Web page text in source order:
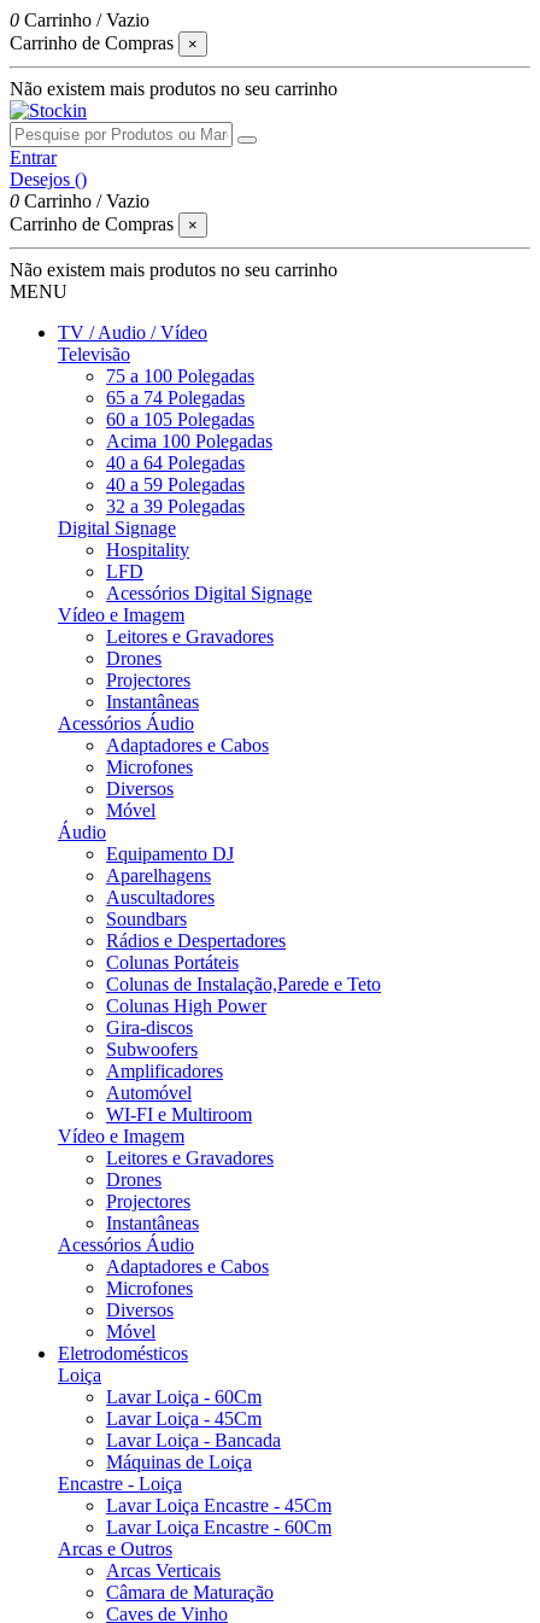
0 Carrinho /Vazio
Carrinho de Compras
×
Não existem mais produtos no seu carrinho
Entrar
Desejos ()
0 Carrinho /Vazio
Carrinho de Compras
×
Não existem mais produtos no seu carrinho
MENU
TV / Audio / Vídeo
Televisão
75 a 100 Polegadas
65 a 74 Polegadas
60 a 105 Polegadas
Acima 100 Polegadas
40 a 64 Polegadas
40 a 59 Polegadas
32 a 39 Polegadas
Digital Signage
Hospitality
LFD
Acessórios Digital Signage
Vídeo e Imagem
Leitores e Gravadores
Drones
Projectores
Instantâneas
Acessórios Áudio
Adaptadores e Cabos
Microfones
Diversos
Móvel
Áudio
Equipamento DJ
Aparelhagens
Auscultadores
Soundbars
Rádios e Despertadores
Colunas Portáteis
Colunas de Instalação,Parede e Teto
Colunas High Power
Gira-discos
Subwoofers
Amplificadores
Automóvel
WI-FI e Multiroom
Vídeo e Imagem
Leitores e Gravadores
Drones
Projectores
Instantâneas
Acessórios Áudio
Adaptadores e Cabos
Microfones
Diversos
Móvel
Eletrodomésticos
Loiça
Lavar Loiça - 60Cm
Lavar Loiça - 45Cm
Lavar Loiça - Bancada
Máquinas de Loiça
Encastre - Loiça
Lavar Loiça Encastre - 45Cm
Lavar Loiça Encastre - 60Cm
Arcas e Outros
Arcas Verticais
Câmara de Maturação
Caves de Vinho